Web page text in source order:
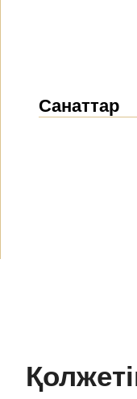
Санаттар